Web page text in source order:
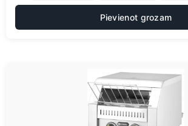
Pievienot grozam